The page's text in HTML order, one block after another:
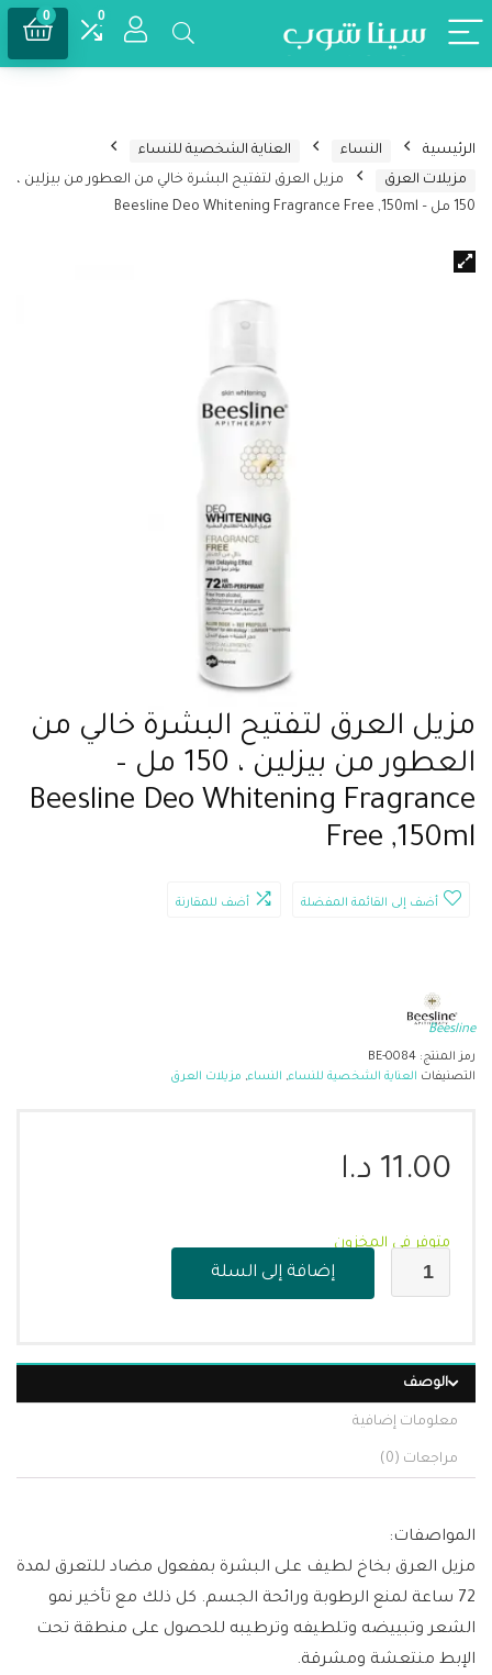
0
0
الرئيسية النساء
العناية الشخصية للنساء
مزيلات العرق
مزيل العرق لتفتيح البشرة خالي من العطور من بيزلين ،
150 مل – Beesline Deo Whitening Fragrance Free ,150ml
مزيل العرق لتفتيح البشرة خالي من
العطور من بيزلين ، 150 مل –
Beesline Deo Whitening Fragrance
Free ,150ml
أضف إلى القائمة المفضلة أضف للمقارنة
Beesline
رمز المنتج: BE-0084
التصنيفات العناية الشخصية للنساء, النساء, مزيلات العرق
11.00 د.ا
متوفر في المخزون
إضافة إلى السلة
الوصف
معلومات إضافية
مراجعات (0)
المواصفات:
مزيل العرق بخاخ لطيف على البشرة بمفعول مضاد للتعرق لمدة
72 ساعة لمنع الرطوبة ورائحة الجسم. كل ذلك مع تأخير نمو
الشعر وتبييضه وتلطيفه وترطيبه للحصول على منطقة تحت
الإبط منتعشة ومشرقة.